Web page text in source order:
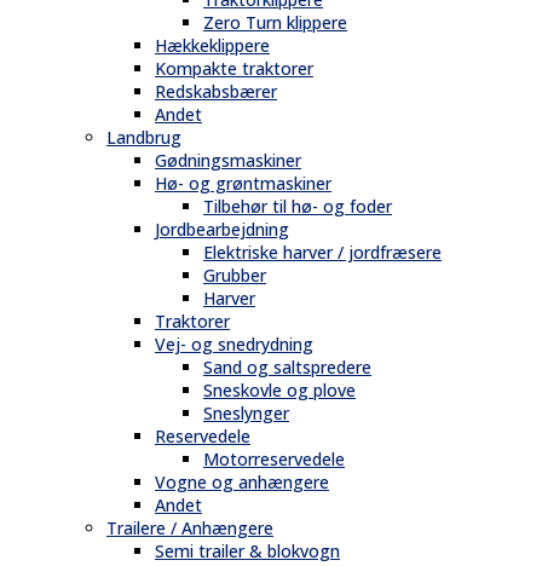
Zero Turn klippere
Hækkeklippere
Kompakte traktorer
Redskabsbærer
Andet
Landbrug
Gødningsmaskiner
Hø- og grøntmaskiner
Tilbehør til hø- og foder
Jordbearbejdning
Elektriske harver / jordfræsere
Grubber
Harver
Traktorer
Vej- og snedrydning
Sand og saltspredere
Sneskovle og plove
Sneslynger
Reservedele
Motorreservedele
Vogne og anhængere
Andet
Trailere / Anhængere
Semi trailer & blokvogn